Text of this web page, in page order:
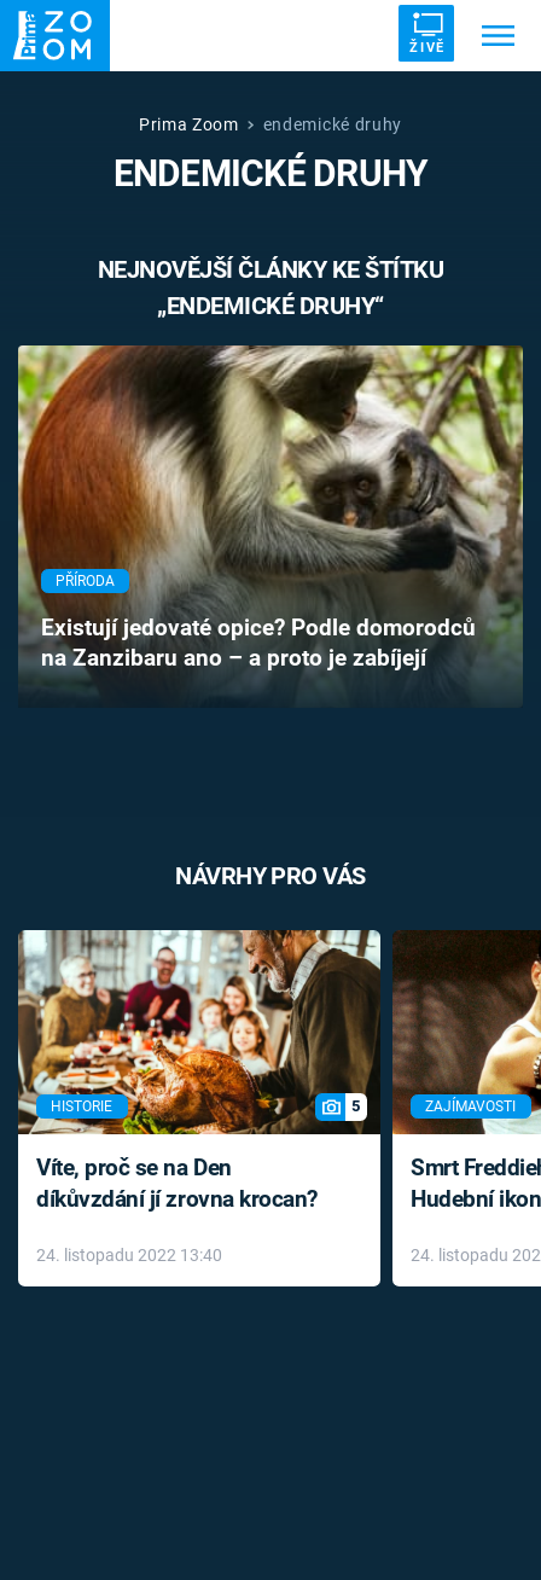
ŽIVĚ
ZRÁDCI UFO DRUHÁ SVĚTOVÁ VÁLKA
VETŘELCI DÁVNOVĚKU
Témata
Pořady
TV Program
Časopis
Sledujte prima+
Prima Zoom endemické druhy
ENDEMICKÉ DRUHY
NEJNOVĚJŠÍ ČLÁNKY KE ŠTÍTKU
„ENDEMICKÉ DRUHY“
PŘÍRODA
Existují jedovaté opice? Podle domorodců
na Zanzibaru ano – a proto je zabíjejí
NÁVRHY PRO VÁS
HISTORIE 5
Víte, proč se na Den
díkůvzdání jí zrovna krocan?
24. listopadu 2022 13:40
ZAJÍMAVOSTI
Smrt
Hudební
léky
24. listopadu